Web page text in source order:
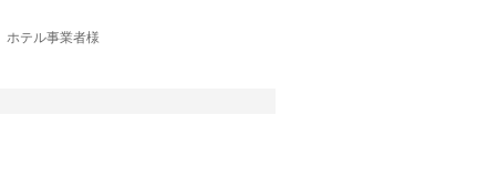
ホテル事業者様